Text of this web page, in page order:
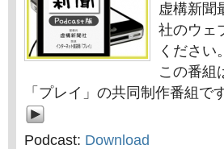
虚構新聞
社のウェ
ください。
この番組
「プレイ」の共同制作番組です
Podcast: Download